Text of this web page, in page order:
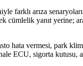
farklı arıza
cümlelik yanıt yerine;
vermesi, park
ECU, sigorta